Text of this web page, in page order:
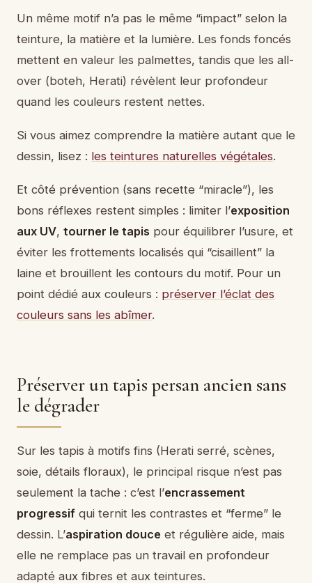
Un même motif n’a pas le même “impact” selon la
teinture, la matière et la lumière. Les fonds foncés
mettent en valeur les palmettes, tandis que les all-
over (boteh, Herati) révèlent leur profondeur
quand les couleurs restent nettes.
Si vous aimez comprendre la matière autant que le
dessin, lisez : les teintures naturelles végétales.
Et côté prévention (sans recette “miracle”), les
bons réflexes restent simples : limiter l’exposition
aux UV, tourner le tapis pour équilibrer l’usure, et
éviter les frottements localisés qui “cisaillent” la
laine et brouillent les contours du motif. Pour un
point dédié aux couleurs : préserver l’éclat des
couleurs sans les abîmer.
Préserver un tapis persan ancien sans
le dégrader
Sur les tapis à motifs fins (Herati serré, scènes,
soie, détails floraux), le principal risque n’est pas
seulement la tache : c’est l’encrassement
progressif qui ternit les contrastes et “ferme” le
dessin. L’aspiration douce et régulière aide, mais
elle ne remplace pas un travail en profondeur
adapté aux fibres et aux teintures.